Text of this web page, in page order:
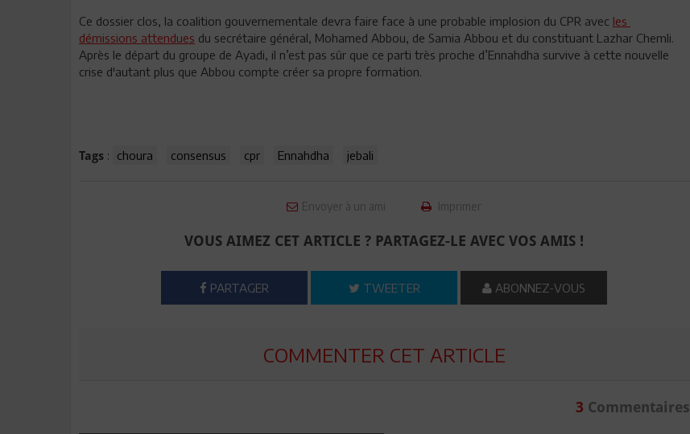
Ce dossier clos, la coalition gouvernementale devra faire face à une probable implosion du CPR avec les
démissions attendues du secrétaire général, Mohamed Abbou, de Samia Abbou et du constituant Lazhar Chemli.
Après le départ du groupe de Ayadi, il n’est pas sûr que ce parti très proche d’Ennahdha survive à cette nouvelle
crise d'autant plus que Abbou compte créer sa propre formation.
Tags : choura consensus cpr Ennahdha jebali
Envoyer à un ami Imprimer
VOUS AIMEZ CET ARTICLE ? PARTAGEZ-LE AVEC VOS AMIS !
PARTAGER TWEETER ABONNEZ-VOUS
COMMENTER CET ARTICLE
3 Commentaires